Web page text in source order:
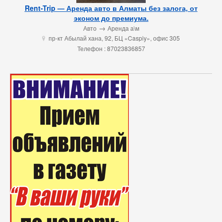
Rent-Trip — Аренда авто в Алматы без залога, от
эконом до премиума.
Авто → Аренда а\м
u пр-кт Абылай хана, 92, БЦ «Caspiy», офис 305
Телефон : 87023836857